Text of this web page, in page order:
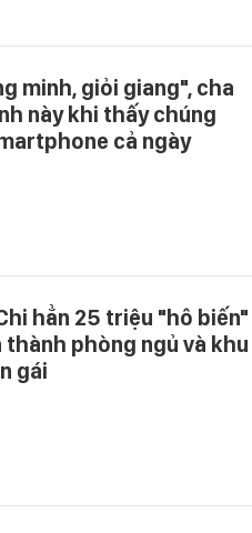
minh, giỏi giang", cha
này khi thấy chúng
cả ngày
hẳn 25 triệu "hô biến"
phòng ngủ và khu
gái